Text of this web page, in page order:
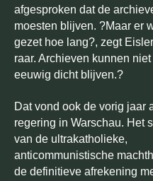
afgesproken dat de
moesten blijven. ?Maar er
gezet hoe lang?, zegt
raar. Archieven kunnen
eeuwig dicht blijven.?
Dat vond ook de vorig jaar
regering in Warschau. Het
van de ultrakatholieke,
anticommunistische
de definitieve afrekening